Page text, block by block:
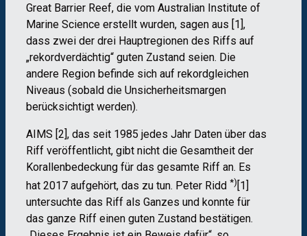
Great Barrier Reef, die vom Australian Institute of
Marine Science erstellt wurden, sagen aus [1],
dass zwei der drei Hauptregionen des Riffs auf
„rekordverdächtig“ guten Zustand seien. Die
andere Region befinde sich auf rekordgleichen
Niveaus (sobald die Unsicherheitsmargen
berücksichtigt werden).
AIMS [2], das seit 1985 jedes Jahr Daten über das
Riff veröffentlicht, gibt nicht die Gesamtheit der
Korallenbedeckung für das gesamte Riff an. Es
hat 2017 aufgehört, das zu tun. Peter Ridd *) [1]
untersuchte das Riff als Ganzes und konnte für
das ganze Riff einen guten Zustand bestätigen.